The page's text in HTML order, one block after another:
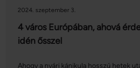
2024. szeptember 3.
4 város Európában, ahová
idén ősszel
Ahogy a nyári kánikula hosszú hetek